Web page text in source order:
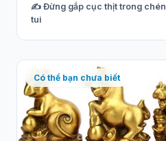
✍️ Đừng gắp cục thịt trong chén
tui
Có thể bạn chưa biết